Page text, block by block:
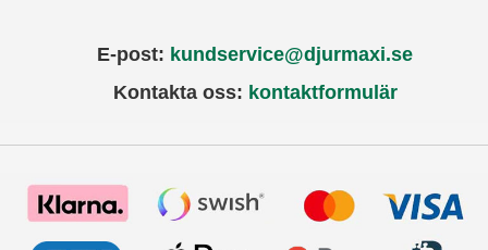
E-post: kundservice@djurmaxi.se
Kontakta oss: kontaktformulär